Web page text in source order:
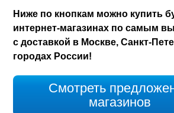
Ниже по кнопкам можно купить
интернет-магазинах по самым
с доставкой в Москве, Санкт-
городах России!
Смотреть
магазинов